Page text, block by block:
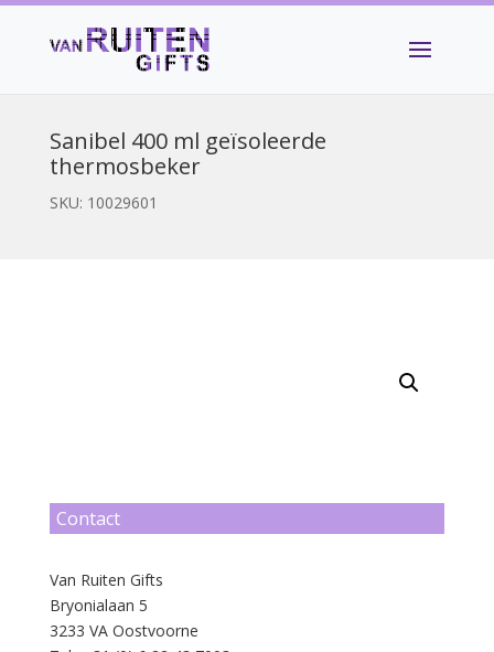
Sanibel 400 ml geïsoleerde
thermosbeker
SKU: 10029601
Contact
Van Ruiten Gifts
Bryonialaan 5
3233 VA Oostvoorne